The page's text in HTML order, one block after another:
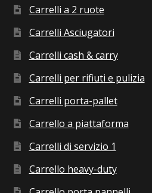
Carrelli a 2 ruote
Carrelli Asciugatori
Carrelli cash & carry
Carrelli per rifiuti e pulizia
Carrelli porta-pallet
Carrello a piattaforma
Carrelli di servizio 1
Carrello heavy-duty